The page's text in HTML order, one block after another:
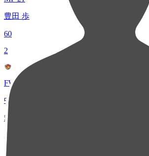
豊田 歩
60
2
FW 7
中島 元彦
54
3